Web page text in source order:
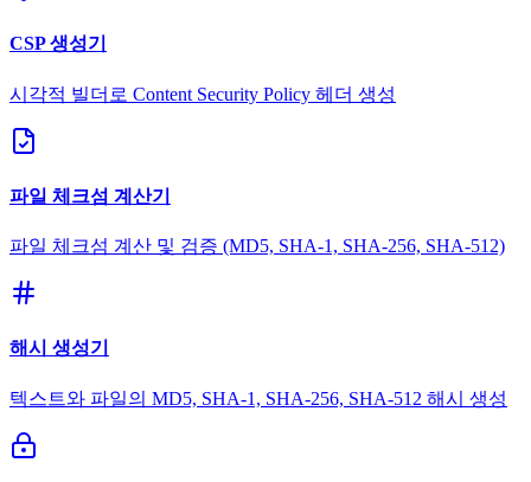
CSP 생성기
시각적 빌더로 Content Security Policy 헤더 생성
파일 체크섬 계산기
파일 체크섬 계산 및 검증 (MD5, SHA-1, SHA-256, SHA-512)
해시 생성기
텍스트와 파일의 MD5, SHA-1, SHA-256, SHA-512 해시 생성